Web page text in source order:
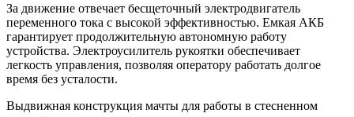
За движение отвечает бесщеточный электродвигатель
переменного тока с высокой эффективностью. Емкая АКБ
гарантирует продолжительную автономную работу
устройства. Электроусилитель рукоятки обеспечивает
легкость управления, позволяя оператору работать долгое
время без усталости.
Выдвижная конструкция мачты для работы в стесненном